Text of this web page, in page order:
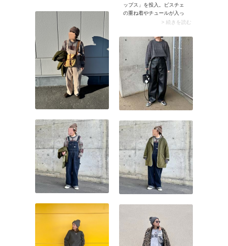
「映えスカート」を引き立
てて、クリーンな装いを演
出します。
ップス」を投入。ビスチェ
の重ね着やチュールが入っ
たトップスを選ぶとフェミ
プ。黒マーメードスカート
やタイトスカートを可愛ら
しく着こなせますよ。
> 続きを読む